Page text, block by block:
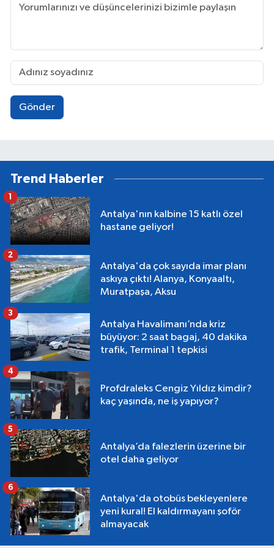
Gönder
Trend Haberler
Antalya'nın kalbine 15 katlı özel
hastane geliyor!
1
Antalya'da çok sayıda imar planı
askıya çıktı! Alanya, Konyaaltı,
Muratpaşa, Aksu
2
Antalya Havalimanı’nda kriz
büyüyor: 2 saat bagaj, 40 dakika
trafik, Terminal 1 tepkisi
3
Profdraleks Cengiz Yıldız kimdir?
kaç yaşında, ne iş yapıyor?
4
Antalya’da falezlerin üzerine bir
otel daha geliyor
5
Antalya'da otobüs bekleyenlere
yeni kural! El kaldırmayanı şoför
almayacak
6